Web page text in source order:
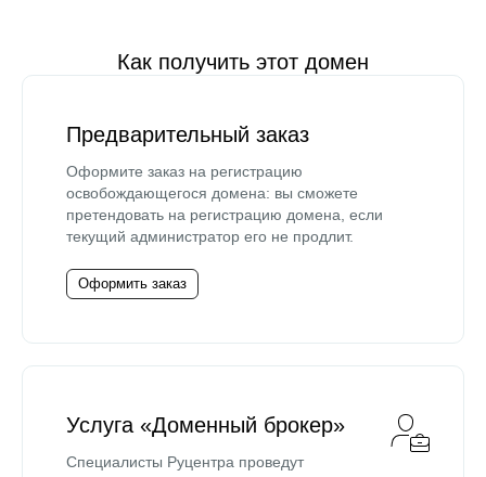
Как получить этот домен
Предварительный заказ
Оформите заказ на регистрацию
освобождающегося домена: вы сможете
претендовать на регистрацию домена, если
текущий администратор его не продлит.
Оформить заказ
Услуга «Доменный брокер»
Специалисты Руцентра проведут